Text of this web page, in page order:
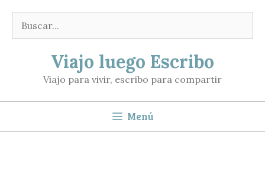
contenido
Buscar:
Viajo luego Escribo
Viajo para vivir, escribo para compartir
Menú